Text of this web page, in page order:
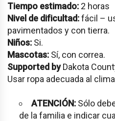
Tiempo estimado: 2 horas
Nivel de dificultad:fácil –
pavimentados y con tierra.
Niños: Si.
Mascotas: Sí, con correa.
Supported byDakota
Usar ropa adecuada al
ATENCIÓN: Sólo
de la familia e indicar